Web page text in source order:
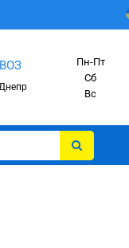
Пн-Пт
Сб
Вс